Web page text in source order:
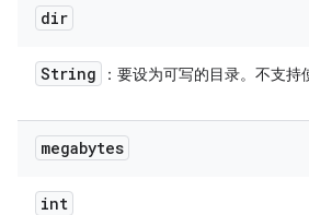
dir
String ：要设为可写的目录。不支持
megabytes
int